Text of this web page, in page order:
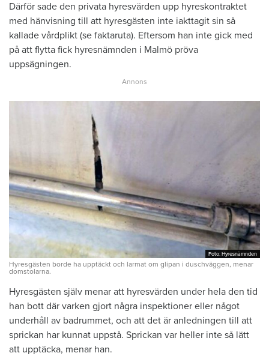
Därför sade den privata hyresvärden upp hyreskontraktet
med hänvisning till att hyresgästen inte iakttagit sin så
kallade vårdplikt (se faktaruta). Eftersom han inte gick med
på att flytta fick hyresnämnden i Malmö pröva
uppsägningen.
Foto: Hyresnämnden
Foto: Hyresnämnden
Hyresgästen borde ha upptäckt och larmat om glipan i duschväggen, menar
domstolarna.
Hyresgästen själv menar att hyresvärden under hela den tid
han bott där varken gjort några inspektioner eller något
underhåll av badrummet, och att det är anledningen till att
sprickan har kunnat uppstå. Sprickan var heller inte så lätt
att upptäcka, menar han.